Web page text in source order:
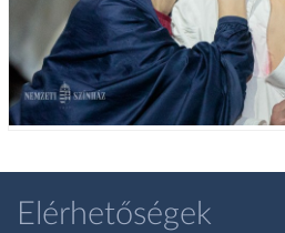
Elérhetőségek